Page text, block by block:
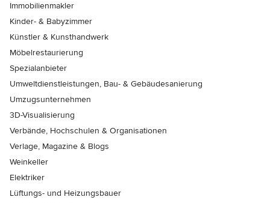
Immobilienmakler
Kinder- & Babyzimmer
Künstler & Kunsthandwerk
Möbelrestaurierung
Spezialanbieter
Umweltdienstleistungen, Bau- & Gebäudesanierung
Umzugsunternehmen
3D-Visualisierung
Verbände, Hochschulen & Organisationen
Verlage, Magazine & Blogs
Weinkeller
Elektriker
Lüftungs- und Heizungsbauer